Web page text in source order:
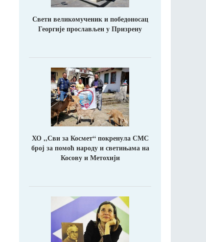
Свети великомученик и победоносац
Георгије прослављен у Призрену
ХО ,,Сви за Космет“ покренула СМС
број за помоћ народу и светињама на
Косову и Метохији